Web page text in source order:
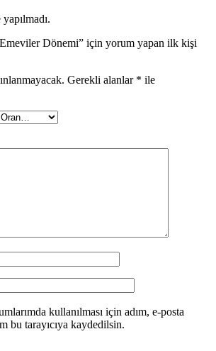
Dönemi” için yorum yapan ilk kişi
Gerekli alanlar * ile
kullanılması için adım, e-posta
bu tarayıcıya kaydedilsin.